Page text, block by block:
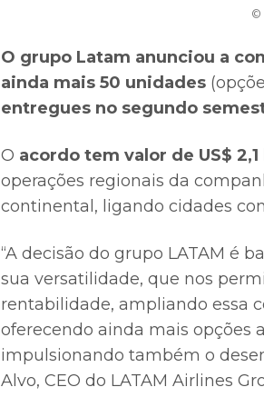
©
O grupo Latam anunciou a
ainda mais 50 unidades
entregues no segundo
O acordo tem valor de US$
operações regionais da
continental, ligando cidades
“A decisão do grupo LATAM é
sua versatilidade, que nos
rentabilidade, ampliando essa
oferecendo ainda mais opções
impulsionando também o
Alvo, CEO do LATAM Airlines